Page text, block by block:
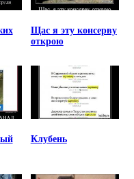
Щас я эту консерву
открою
Клубень